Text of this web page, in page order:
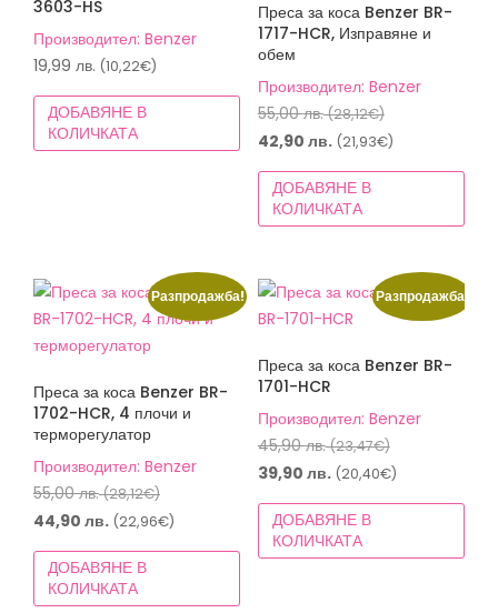
3603-HS
Производител: Benzer
19,99 лв. (10,22€)
ДОБАВЯНЕ В
КОЛИЧКАТА
Преса за коса Benzer BR-
1717-HCR, Изправяне и
обем
Производител: Benzer
55,00лв.(28,12€)Original
price
was:
42,90 лв.(21,93€)Текущата
цена
42,90 лв.
ДОБАВЯНЕ В
КОЛИЧКАТА
Разпродажба!
Преса за коса Benzer BR-
1702-HCR, 4 плочи и
терморегулатор
Производител: Benzer
55,00лв.(28,12€)Original
price
was:
44,90 лв. (22,96€)
цена
44,90 лв.
ДОБАВЯНЕ В
КОЛИЧКАТА
Разпродажба!
Преса за коса Benzer BR-
1701-HCR
Производител: Benzer
45,90лв.(23,47€)Original
price
was:
(23,47€).
39,90 лв.(20,40€)Текущата
цена
39,90 лв.
ДОБАВЯНЕ В
КОЛИЧКАТА